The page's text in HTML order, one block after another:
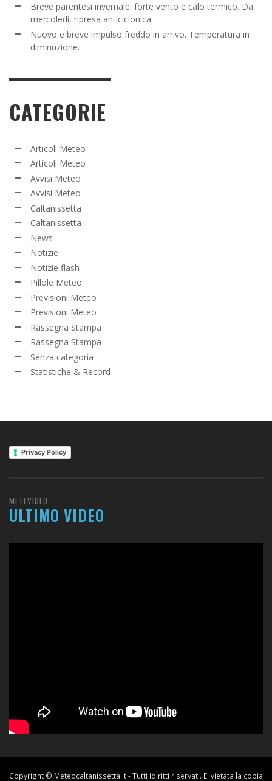
Breve parentesi invernale: forte vento e calo termico. Da
mercoledì, ripresa anticiclonica.
Nuovo e breve impulso freddo in arrivo. Temperatura in
diminuzione.
CATEGORIE
Articoli Meteo
Articoli Meteo
Avvisi Meteo
Avvisi Meteo
Caltanissetta
Caltanissetta
News
Notizie
Notizie flash
Pillole Meteo
Previsioni Meteo
Previsioni Meteo
Rassegna Stampa
Rassegna Stampa
Senza categoria
Statistiche & Record
Privacy Policy
METEVIDEO
ULTIMO VIDEO
Copyright © Meteocaltanissetta.it - Tutti idiritti riservati. E' vietata la copia